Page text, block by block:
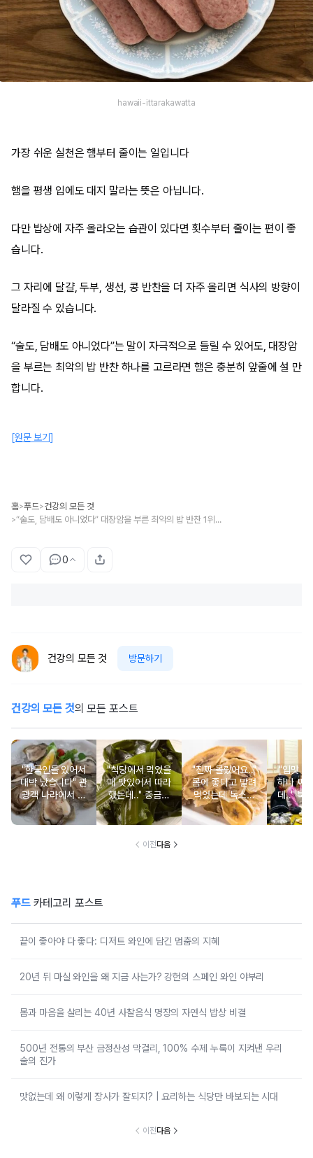
hawaii-ittarakawatta
가장 쉬운 실천은 햄부터 줄이는 일입니다
햄을 평생 입에도 대지 말라는 뜻은 아닙니다.
다만 밥상에 자주 올라오는 습관이 있다면 횟수부터 줄이는 편이 좋
습니다.
그 자리에 달걀, 두부, 생선, 콩 반찬을 더 자주 올리면 식사의 방향이
달라질 수 있습니다.
“술도, 담배도 아니었다”는 말이 자극적으로 들릴 수 있어도, 대장암
을 부르는 최악의 밥 반찬 하나를 고르라면 햄은 충분히 앞줄에 설 만
합니다.
[원문 보기]
홈>푸드>건강의 모든 것
> “술도, 담배도 아니었다” 대장암을 부른 최악의 밥 반찬 1위는?
0
건강의 모든 것 방문하기
건강의 모든 것의 모든 포스트
"한국인들 있어서
대박 났습니다" 관
광객 나라에서 남
녀노소 보양식처
럼 먹는 음식
"식당에서 먹었을
때 맛있어서 따라
했는데.." 중금속
싹 다 빠질 줄 몰
랐어요
"진짜 몰랐어요.."
몸에 좋다고 말려
먹었는데 독소를
먹고 있었던 의외
의 음식
"입맛 없
하나 싸
데.." 북
외로 안
건
이전다음
푸드카테고리 포스트
끝이 좋아야 다 좋다: 디저트 와인에 담긴 멈춤의 지혜
20년 뒤 마실 와인을 왜 지금 사는가? 강헌의 스페인 와인 야부리
몸과 마음을 살리는 40년 사찰음식 명장의 자연식 밥상 비결
500년 전통의 부산 금정산성 막걸리, 100% 수제 누룩이 지켜낸 우리
술의 진가
맛없는데 왜 이렇게 장사가 잘되지? | 요리하는 식당만 바보되는 시대
이전다음